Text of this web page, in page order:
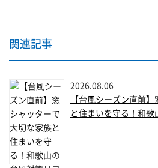
関連記事
2026.08.06
【台風シーズン直前
と住まいを守る！和歌